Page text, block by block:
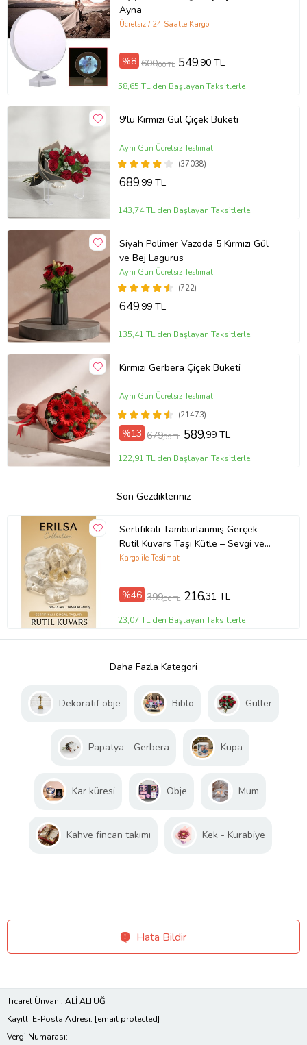
Ayna
Ücretsiz / 24 Saatte Kargo
%8 600,00 TL 549,90 TL
58,65 TL'den Başlayan Taksitlerle
9'lu Kırmızı Gül Çiçek Buketi
(37038)
Aynı Gün Ücretsiz Teslimat
689,99 TL
143,74 TL'den Başlayan Taksitlerle
Siyah Polimer Vazoda 5 Kırmızı Gül
ve Bej Lagurus
(722)
Aynı Gün Ücretsiz Teslimat
649,99 TL
135,41 TL'den Başlayan Taksitlerle
Kırmızı Gerbera Çiçek Buketi
(21473)
Aynı Gün Ücretsiz Teslimat
%13 679,99 TL 589,99 TL
122,91 TL'den Başlayan Taksitlerle
Son Gezdikleriniz
Sertifikalı Tamburlanmış Gerçek
Rutil Kuvars Taşı Kütle – Sevgi ve
Stres Taşı (Çok Renkli)
Kargo ile Teslimat
%46 399,00 TL 216,31 TL
23,07 TL'den Başlayan Taksitlerle
Daha Fazla Kategori
Dekoratif obje Biblo Güller
Papatya - Gerbera Kupa
Kar küresi Obje Mum
Kahve fincan takımı Kek - Kurabiye
Hata Bildir
Ticaret Ünvanı: ALİ ALTUĞ
Kayıtlı E-Posta Adresi: [email protected]
Vergi Numarası: -